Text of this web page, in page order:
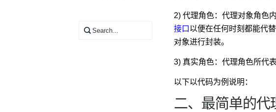
2) 代理角色：代理对象角色
接口 以便在任何时刻都能代
对象进行封装。
3) 真实角色：代理角色所代
以下以代码为例说明：
二、最简单的代